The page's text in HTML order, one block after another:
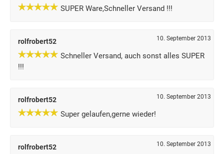
SUPER Ware,Schneller Versand !!!
rolfrobert52 10. September 2013
Schneller Versand, auch sonst alles SUPER
!!!
rolfrobert52 10. September 2013
Super gelaufen,gerne wieder!
rolfrobert52 10. September 2013